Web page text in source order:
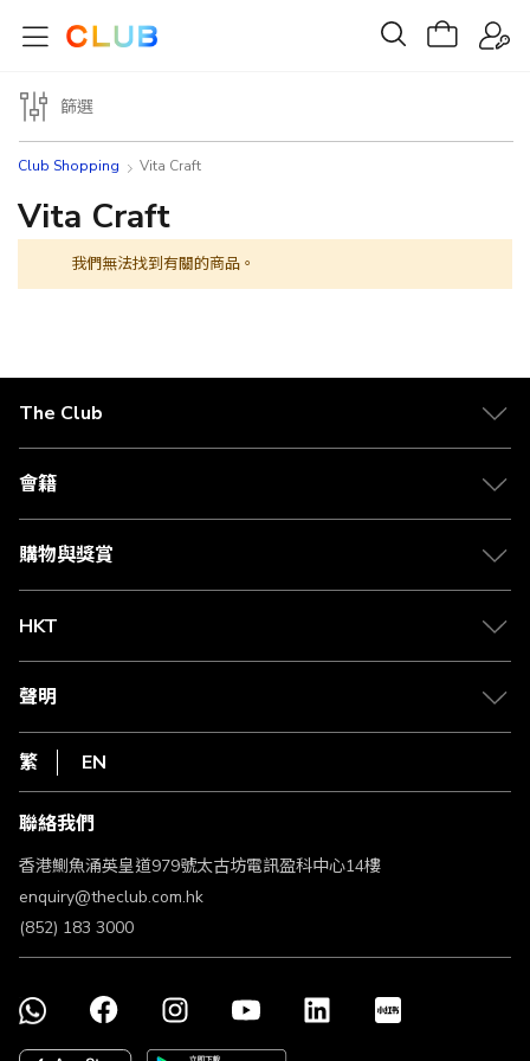
Club Shopping Vita Craft
Vita Craft
我們無法找到有關的商品。
篩選
The Club
關於 The Club
合作夥伴
媒體中心
會籍
會籍及專屬禮遇
賺取積分
購物與獎賞
物流與配送
Club Shopping 商品領取站
常見問題
HKT
csl.
1010
HKT
聲明
私隱聲明
使用條款
條款及細則
不歧視及不騷擾聲明
認可牌照及通告
繁 EN
聯絡我們
香港鰂魚涌英皇道979號太古坊電訊盈科中心14樓
enquiry@theclub.com.hk
(852) 183 3000